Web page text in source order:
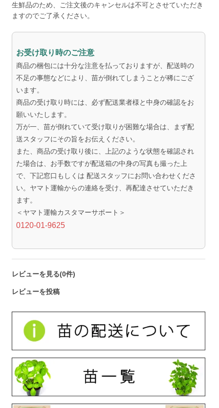
生鮮品のため、ご注文後のキャンセルは不可とさせていただき
ますのでご了承ください。
お受け取り時のご注意
商品の梱包には十分な注意を払っておりますが、配送時の
不足の事態などにより、苗が倒れてしまうことが稀にござ
います。
商品の受け取り時には、必ず配送業者様と中身の確認をお
願いいたします。
万が一、苗が倒れていて受け取りが困難な場合は、まず配
送スタッフにその旨をお伝えください。
また、商品の受け取り後に、上記のような状態を確認され
た場合は、お手数ですが配送箱の中身の写真も撮った上
で、下記窓口もしくは 配送スタッフにお問い合わせくださ
い。ヤマト運輸からの連絡を受け、再配達させていただき
ます。
＜ヤマト運輸カスタマーサポート＞
0120-01-9625
レビューを見る(0件)
レビューを投稿